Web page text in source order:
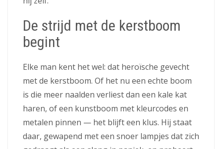
De strijd met de kerstboom
begint
Elke man kent het wel: dat heroïsche gevecht
met de kerstboom. Of het nu een echte boom
is die meer naalden verliest dan een kale kat
haren, of een kunstboom met kleurcodes en
metalen pinnen — het blijft een klus. Hij staat
daar, gewapend met een snoer lampjes dat zich